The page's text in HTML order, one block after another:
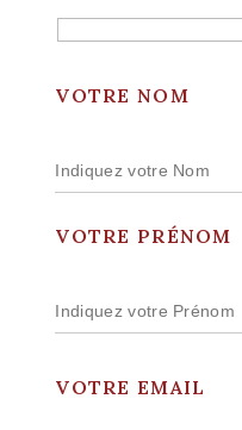
VOTRE NOM
VOTRE PRÉNOM
VOTRE EMAIL